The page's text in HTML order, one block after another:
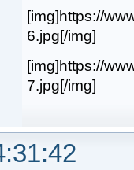
[img]https://
6.jpg[/img]
[img]https://
7.jpg[/img]